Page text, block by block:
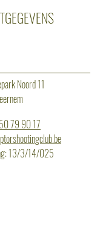
Noord 11
79 90 17
13/3/14/025